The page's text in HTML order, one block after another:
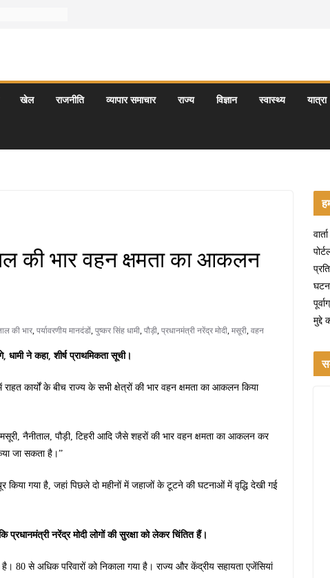
खेल राजनीति व्यापार समाचार राज्य विज्ञान स्वास्थ्य यात्रा
की भार वहन क्षमता का आकलन
की भार, पर्यावरणीय मानदंडों, पुष्कर सिंह धामी, पौड़ी, प्रधानमंत्री नरेंद्र मोदी, मसूरी, वहन
ने कहा, शीर्ष प्राथमिकता सूची।
कार्यों के बीच राज्य के सभी क्षेत्रों की भार वहन क्षमता का आकलन किया
नैनीताल, पौड़ी, टिहरी आदि जैसे शहरों की भार वहन क्षमता का आकलन कर
जा सकता है।”
गया है, जहां पिछले दो महीनों में जहाजों के टूटने की घटनाओं में वृद्धि देखी गई
नरेंद्र मोदी लोगों की सुरक्षा को लेकर चिंतित हैं।
है। 80 से अधिक परिवारों को निकाला गया है। राज्य और केंद्रीय सहायता एजेंसियां
मुद्दे